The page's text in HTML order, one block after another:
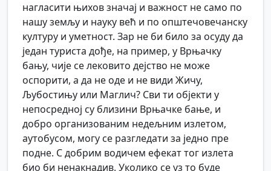
нагласити њихов значај и важност не само по
нашу земљу и науку већ и по општечовечанску
културу и уметност. Зар не би било за осуду да
један туриста дође, на пример, у Врњачку
бању, чије се лековито дејство не може
оспорити, а да не оде и не види Жичу,
Љубостињу или Маглич? Сви ти објекти у
непосредној су близини Врњачке бање, и
добро организованим недељним излетом,
аутобусом, могу се разгледати за једно пре
подне. С добрим водичем ефекат тог излета
био би ненакнадив. Уколико се уз то буде